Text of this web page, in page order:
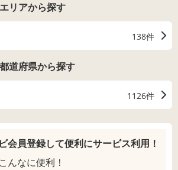
リアから探す
138件
道府県から探す
1126件
会員登録して便利にサービス利用！
んなに便利！